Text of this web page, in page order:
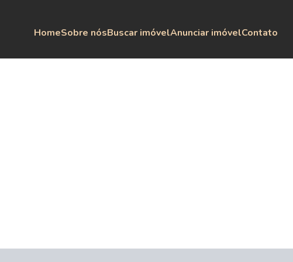
HomeSobre nósBuscar imóvelAnunciar imóvelContato